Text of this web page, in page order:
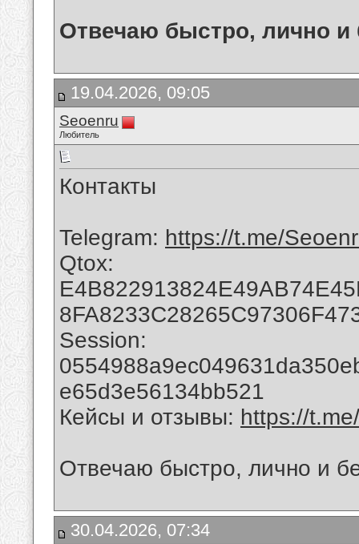
Отвечаю быстро, лично и
19.04.2026, 09:05
Seoenru
Любитель
Контакты
Telegram: https://t.me/
Qtox:
Session:
e65d3e56134bb521
Кейсы и отзывы: https://
Отвечаю быстро, лично и
30.04.2026, 07:34